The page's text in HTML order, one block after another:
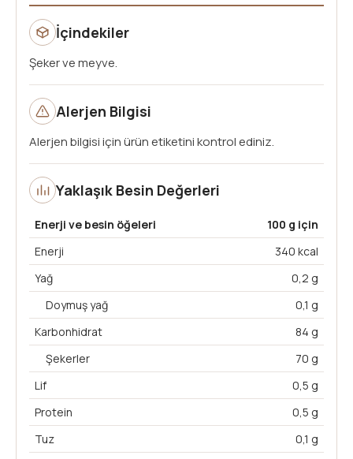
İçindekiler
Şeker ve meyve.
Yaklaşık Besin Değerleri
Enerji ve besin öğeleri
100 g için
Enerji
340 kcal
Yağ
0,2 g
Doymuş yağ
0,1 g
Karbonhidrat
84 g
Şekerler
70 g
Lif
0,5 g
Protein
0,5 g
Tuz
0,1 g
Alerjen Bilgisi
Alerjen bilgisi için ürün etiketini kontrol ediniz.